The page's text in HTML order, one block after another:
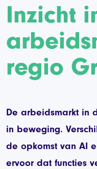
Inzicht
regio
De arbeidsmarkt in
in beweging.
de opkomst van AI
ervoor dat functies